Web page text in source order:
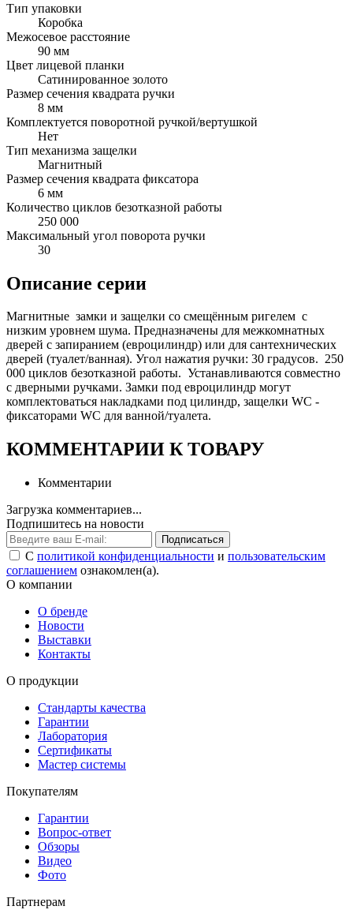
Тип упаковки
Коробка
Межосевое расстояние
90 мм
Цвет лицевой планки
Сатинированное золото
Размер сечения квадрата ручки
8 мм
Комплектуется поворотной ручкой/вертушкой
Нет
Тип механизма защелки
Магнитный
Размер сечения квадрата фиксатора
6 мм
Количество циклов безотказной работы
250 000
Максимальный угол поворота ручки
30
Описание серии
Магнитные замки и защелки со смещённым ригелем с
низким уровнем шума. Предназначены для межкомнатных
дверей с запиранием (евроцилиндр) или для сантехнических
дверей (туалет/ванная). Угол нажатия ручки: 30 градусов. 250
000 циклов безотказной работы. Устанавливаются совместно
с дверными ручками. Замки под евроцилиндр могут
комплектоваться накладками под цилиндр, защелки WC -
фиксаторами WC для ванной/туалета.
КОММЕНТАРИИ К ТОВАРУ
Комментарии
Загрузка комментариев...
Подпишитесь на новости
Подписаться
С политикой конфиденциальности и пользовательским
соглашением ознакомлен(а).
О компании
О бренде
Новости
Выставки
Контакты
О продукции
Стандарты качества
Гарантии
Лаборатория
Сертификаты
Мастер системы
Покупателям
Гарантии
Вопрос-ответ
Обзоры
Видео
Фото
Партнерам